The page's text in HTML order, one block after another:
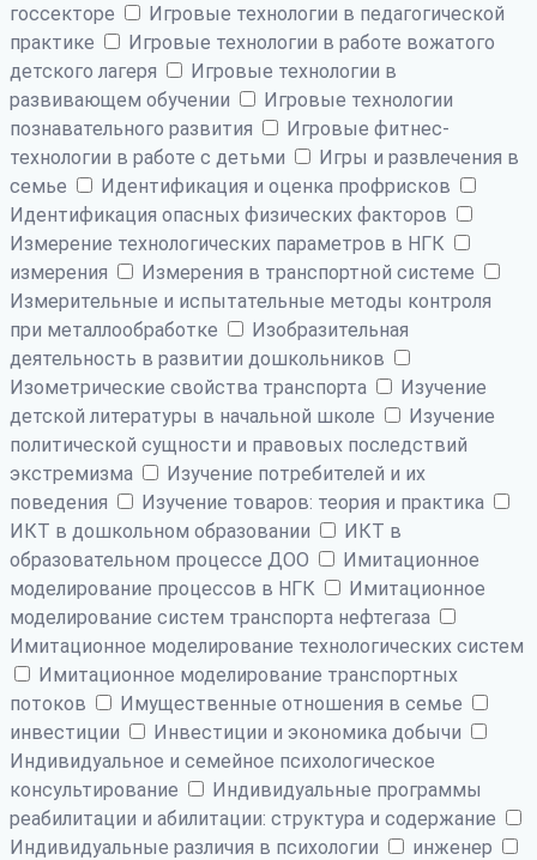
госсекторе
Игровые технологии в педагогической
практике
Игровые технологии в работе вожатого
детского лагеря
Игровые технологии в
развивающем обучении
Игровые технологии
познавательного развития
Игровые фитнес-
технологии в работе с детьми
Игры и развлечения в
семье
Идентификация и оценка профрисков
Идентификация опасных физических факторов
Измерение технологических параметров в НГК
измерения
Измерения в транспортной системе
Измерительные и испытательные методы контроля
при металлообработке
Изобразительная
деятельность в развитии дошкольников
Изометрические свойства транспорта
Изучение
детской литературы в начальной школе
Изучение
политической сущности и правовых последствий
экстремизма
Изучение потребителей и их
поведения
Изучение товаров: теория и практика
ИКТ в дошкольном образовании
ИКТ в
образовательном процессе ДОО
Имитационное
моделирование процессов в НГК
Имитационное
моделирование систем транспорта нефтегаза
Имитационное моделирование технологических систем
Имитационное моделирование транспортных
потоков
Имущественные отношения в семье
инвестиции
Инвестиции и экономика добычи
Индивидуальное и семейное психологическое
консультирование
Индивидуальные программы
реабилитации и абилитации: структура и содержание
Индивидуальные различия в психологии
инженер